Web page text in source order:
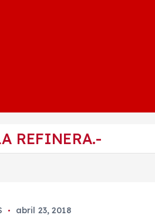
REFINERA.-
abril 23, 2018